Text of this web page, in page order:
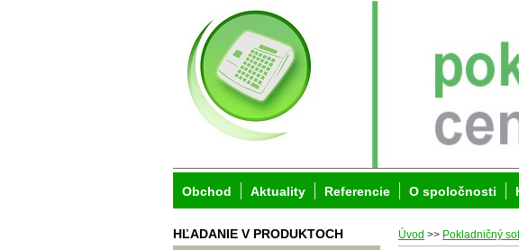
Úvod >> Pokladničný
HĽADANIE V PRODUKTOCH
Obchod Aktuality Referencie O spoločnosti